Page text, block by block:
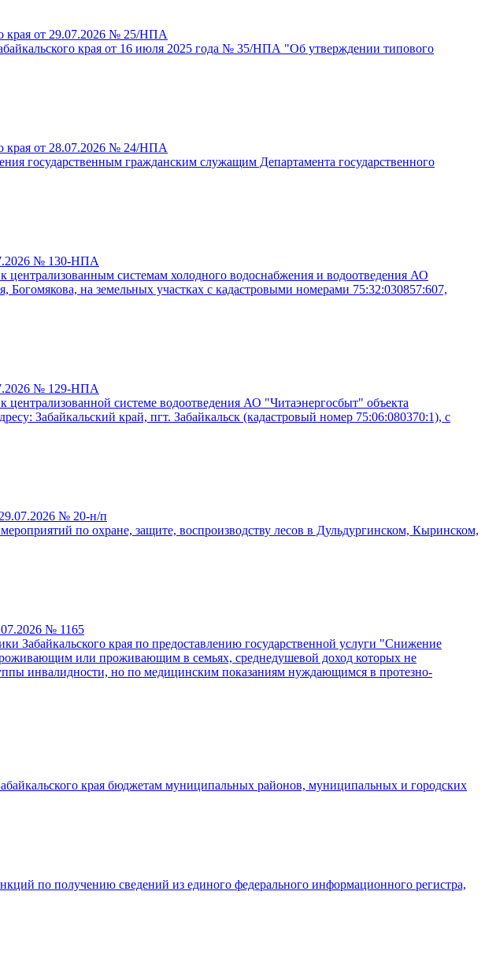
края от 29.07.2026 № 25/НПА
края от 16 июля 2025 года № 35/НПА "Об утверждении типового
края от 28.07.2026 № 24/НПА
государственным гражданским служащим Департамента государственного
№ 130-НПА
системам холодного водоснабжения и водоотведения АО
на земельных участках с кадастровыми номерами 75:32:030857:607,
№ 129-НПА
системе водоотведения АО "Читаэнергосбыт" объекта
Забайкальский край, пгт. Забайкальск (кадастровый номер 75:06:080370:1), с
29.07.2026 № 20-н/п
по охране, защите, воспроизводству лесов в Дульдургинском, Кыринском,
№ 1165
Забайкальского края по предоставлению государственной услуги "Снижение
или проживающим в семьях, среднедушевой доход которых не
инвалидности, но по медицинским показаниям нуждающимся в протезно-
края бюджетам муниципальных районов, муниципальных и городских
по получению сведений из единого федерального информационного регистра,